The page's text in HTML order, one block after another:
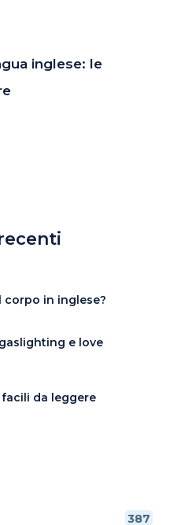
inglese: le
corpo in inglese?
e love
da leggere
387